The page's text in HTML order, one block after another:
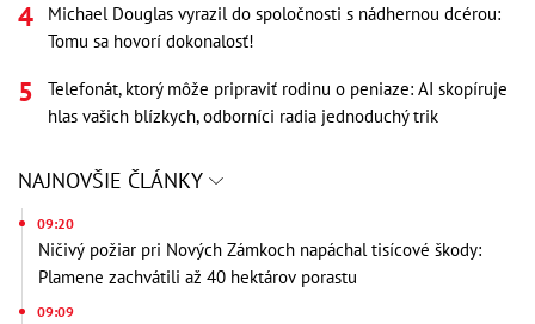
Michael Douglas vyrazil do spoločnosti s nádhernou dcérou:
Tomu sa hovorí dokonalosť!
Telefonát, ktorý môže pripraviť rodinu o peniaze: AI skopíruje
hlas vašich blízkych, odborníci radia jednoduchý trik
NAJNOVŠIE ČLÁNKY
09:20
Ničivý požiar pri Nových Zámkoch napáchal tisícové škody:
Plamene zachvátili až 40 hektárov porastu
09:09